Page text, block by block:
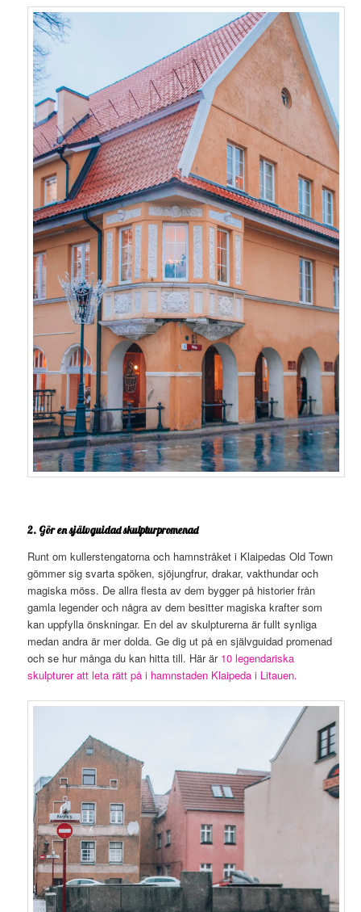
2. Gör en självguidad skulpturpromenad
Runt om kullerstengatorna och hamnstråket i Klaipedas Old Town
gömmer sig svarta spöken, sjöjungfrur, drakar, vakthundar och
magiska möss. De allra flesta av dem bygger på historier från
gamla legender och några av dem besitter magiska krafter som
kan uppfylla önskningar. En del av skulpturerna är fullt synliga
medan andra är mer dolda. Ge dig ut på en självguidad promenad
och se hur många du kan hitta till. Här är 10 legendariska
skulpturer att leta rätt på i hamnstaden Klaipeda i Litauen.